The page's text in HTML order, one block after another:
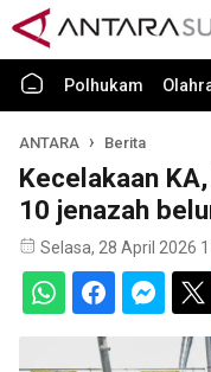
Polhukam
ANTARA Berita
Kecelakaan
10 jenazah
Selasa, 28 April 2026